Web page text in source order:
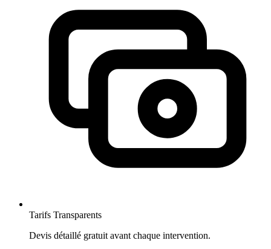
Tarifs Transparents
Devis détaillé gratuit avant chaque intervention.